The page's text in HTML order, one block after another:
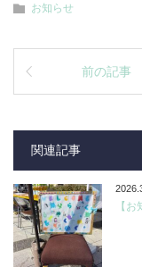
お知らせ
前の記事
関連記事
【